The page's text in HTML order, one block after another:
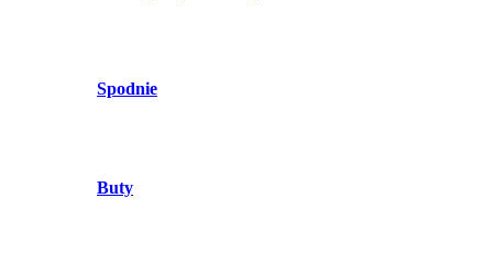
Spodnie
Buty